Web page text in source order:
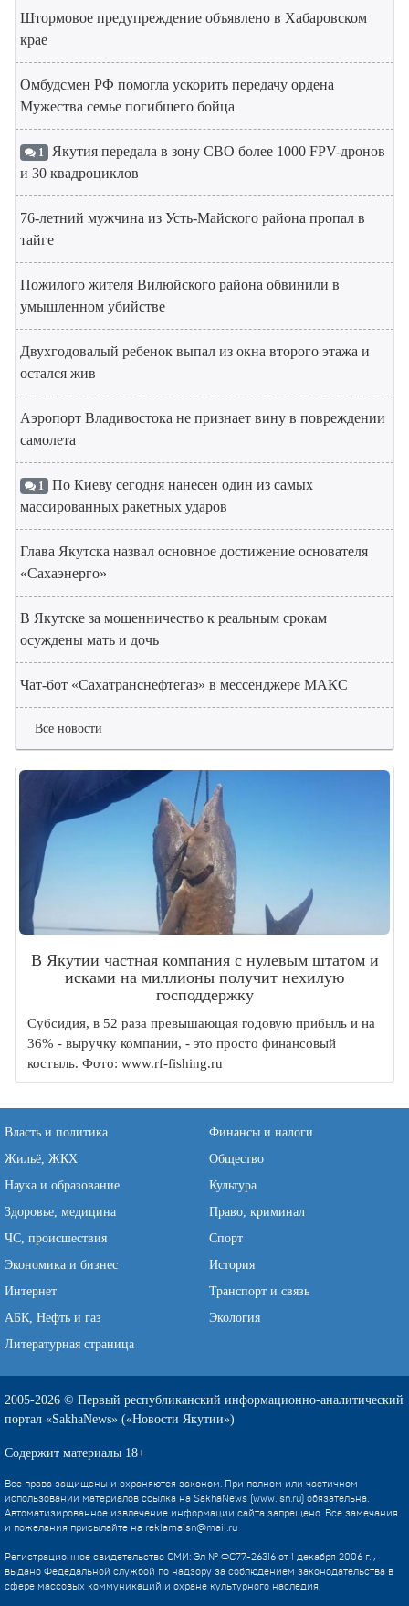
Штормовое предупреждение объявлено в Хабаровском
крае
Омбудсмен РФ помогла ускорить передачу ордена
Мужества семье погибшего бойца
1 Якутия передала в зону СВО более 1000 FPV-дронов
и 30 квадроциклов
76-летний мужчина из Усть-Майского района пропал в
тайге
Пожилого жителя Вилюйского района обвинили в
умышленном убийстве
Двухгодовалый ребенок выпал из окна второго этажа и
остался жив
Аэропорт Владивостока не признает вину в повреждении
самолета
1 По Киеву сегодня нанесен один из самых
массированных ракетных ударов
Глава Якутска назвал основное достижение основателя
«Сахаэнерго»
В Якутске за мошенничество к реальным срокам
осуждены мать и дочь
Чат-бот «Сахатранснефтегаз» в мессенджере МАКС
Все новости
В Якутии частная компания с нулевым штатом и
исками на миллионы получит нехилую
господдержку
Субсидия, в 52 раза превышающая годовую прибыль и на
36% - выручку компании, - это просто финансовый
костыль. Фото: www.rf-fishing.ru
Власть и политика
Финансы и налоги
Жильё, ЖКХ
Общество
Наука и образование
Культура
Здоровье, медицина
Право, криминал
ЧС, происшествия
Спорт
Экономика и бизнес
История
Интернет
Транспорт и связь
АБК, Нефть и газ
Экология
Литературная страница
2005-2026 © Первый республиканский информационно-аналитический
портал «SakhaNews» («Новости Якутии»)
Содержит материалы 18+
Все права защищены и охраняются законом. При полном или частичном
использовании материалов ссылка на SakhaNews (www.1sn.ru) обязательна.
Автоматизированное извлечение информации сайта запрещено. Все замечания
и пожелания присылайте на reklama1sn@mail.ru
Регистрационное свидетельство СМИ: Эл № ФС77-26316 от 1 декабря 2006 г. ,
выдано Федедальной службой по надзору за соблюдением законодательства в
сфере массовых коммуникаций и охране культурного наследия.